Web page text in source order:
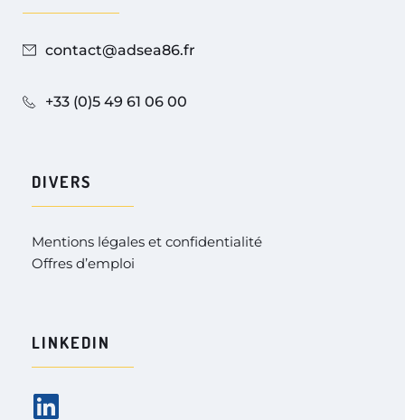
contact@adsea86.fr
+33 (0)5 49 61 06 00
DIVERS
Mentions légales et confidentialité
Offres d’emploi
LINKEDIN